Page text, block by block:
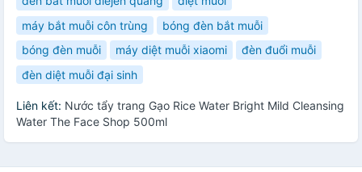
máy bắt muỗi côn trùng
bóng đèn bắt muỗi
bóng đèn muỗi
máy diệt muỗi xiaomi
đèn đuổi muỗi
đèn diệt muỗi đại sinh
Liên kết: Nước tẩy trang Gạo Rice Water Bright Mild Cleansing
Water The Face Shop 500ml